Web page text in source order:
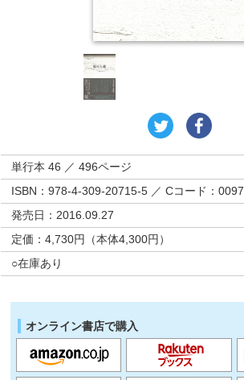
単行本 46 ／ 496ページ
ISBN：978-4-309-20715-5 ／ Cコード：0097
発売日：2016.09.27
定価：4,730円（本体4,300円）
○在庫あり
オンライン書店で購入